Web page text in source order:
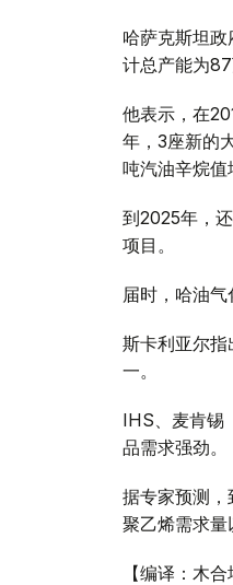
哈萨克斯坦
计总产能为87
他表示，在
年，3座新的
吨汽油辛烷值
到2025年，
项目。
届时，哈油
斯卡利亚尔
一。
IHS、麦肯锡
品需求强劲。
据专家预测
聚乙烯需求量
【编译：木合